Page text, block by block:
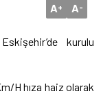
A+ A-
kurulu
H hıza haiz olarak